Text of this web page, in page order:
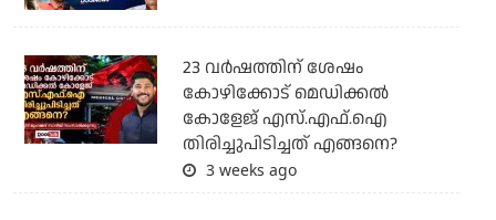
23 വർഷത്തിന് ശേഷം
കോഴിക്കോട് മെഡിക്കൽ
കോളേജ് എസ്.എഫ്.ഐ
തിരിച്ചുപിടിച്ചത് എങ്ങനെ?
3 weeks ago